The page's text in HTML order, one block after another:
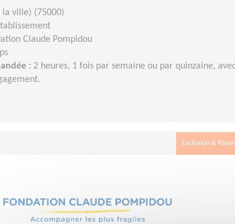
la ville) (75000)
Claude Pompidou
: 2 heures, 1 fois par semaine ou par quinzaine,
Exclusion &